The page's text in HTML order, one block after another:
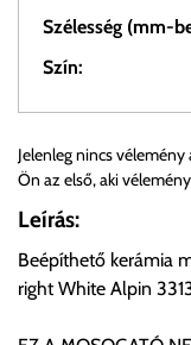
Szélesség (mm-
Szín:
Személyes átvétel:
Önnek lehetősége
ingyenesen átvenni
előre egyeztetett
Jelenleg nincs
Ön az első, aki
Leírás:
Beépíthető kerámia
right White Alpin